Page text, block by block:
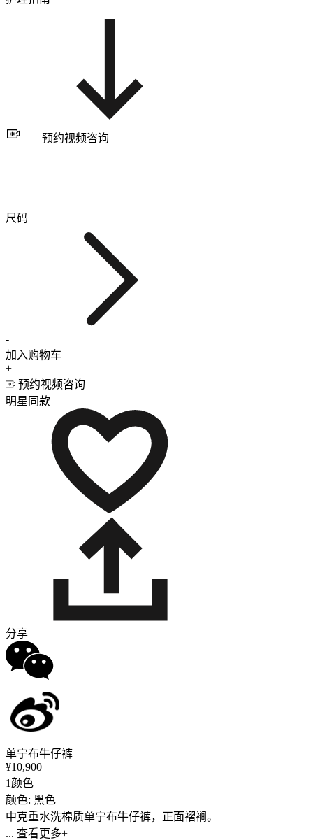
预约视频咨询
尺码
-
加入购物车
+
预约视频咨询
明星同款
分享
单宁布牛仔裤
¥10,900
1颜色
颜色: 黑色
中克重水洗棉质单宁布牛仔裤，正面褶裥。
... 查看更多+